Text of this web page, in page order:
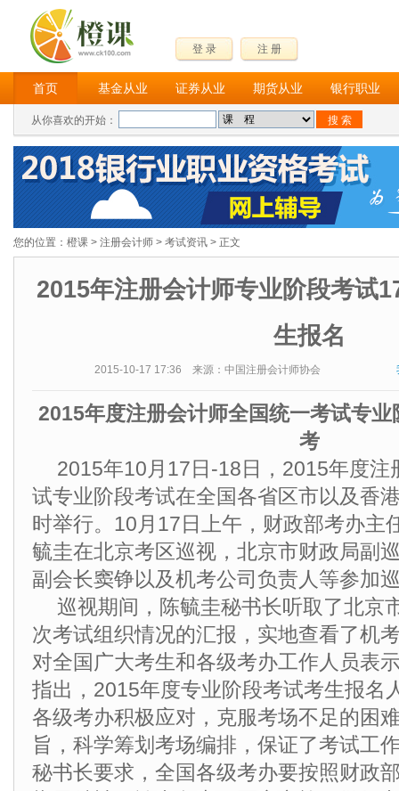
登 录 注 册
首页 基金从业 证券从业 期货从业 银行职业
从你喜欢的开始：
您的位置： 橙课 > 注册会计师 > 考试资讯 > 正文
2015年注册会计师专业阶段考试
生报名
2015-10-17 17:36 来源：中国注册会计师协会
2015年度注册会计师全国统一考试专
考
2015年10月17日-18日，2015年度注
试专业阶段考试在全国各省区市以及香
时举行。10月17日上午，财政部考办主
毓圭在北京考区巡视，北京市财政局副
副会长窦铮以及机考公司负责人等参加
巡视期间，陈毓圭秘书长听取了北京
次考试组织情况的汇报，实地查看了机
对全国广大考生和各级考办工作人员表
指出，2015年度专业阶段考试考生报名
各级考办积极应对，克服考场不足的困
旨，科学筹划考场编排，保证了考试工
秘书长要求，全国各级考办要按照财政